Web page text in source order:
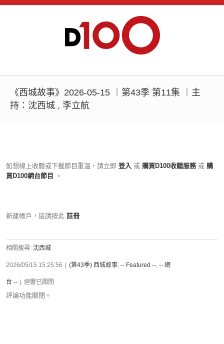
《西城故事》2026-05-15 ︱第43季 第11集 ︱主
持：沈西城 , 李立航
如想線上收聽或下載節目重溫，請立即 登入 或 購買D100收聽服務 或 購
買D100網台節目
。
新建帳戶，這請按此 註冊
相關搜尋: 沈西城
2026/05/15 15:25:56 (第43季) 西城故事, -- Featured --, -- 網
台 -- 迴響已關閉
評論功能關閉。